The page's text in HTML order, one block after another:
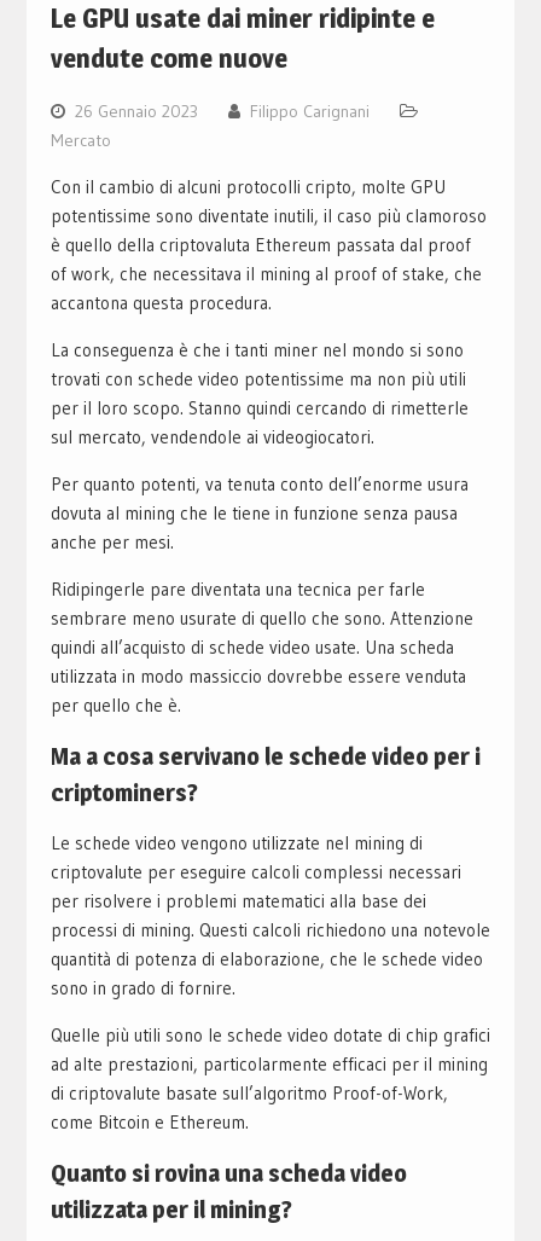
Le GPU usate dai miner ridipinte e
vendute come nuove
26 Gennaio 2023
Filippo Carignani
Mercato
Con il cambio di alcuni protocolli cripto, molte GPU
potentissime sono diventate inutili, il caso più clamoroso
è quello della criptovaluta Ethereum passata dal proof
of work, che necessitava il mining al proof of stake, che
accantona questa procedura.
La conseguenza è che i tanti miner nel mondo si sono
trovati con schede video potentissime ma non più utili
per il loro scopo. Stanno quindi cercando di rimetterle
sul mercato, vendendole ai videogiocatori.
Per quanto potenti, va tenuta conto dell’enorme usura
dovuta al mining che le tiene in funzione senza pausa
anche per mesi.
Ridipingerle pare diventata una tecnica per farle
sembrare meno usurate di quello che sono. Attenzione
quindi all’acquisto di schede video usate. Una scheda
utilizzata in modo massiccio dovrebbe essere venduta
per quello che è.
Ma a cosa servivano le schede video per i
criptominers?
Le schede video vengono utilizzate nel mining di
criptovalute per eseguire calcoli complessi necessari
per risolvere i problemi matematici alla base dei
processi di mining. Questi calcoli richiedono una notevole
quantità di potenza di elaborazione, che le schede video
sono in grado di fornire.
Quelle più utili sono le schede video dotate di chip grafici
ad alte prestazioni, particolarmente efficaci per il mining
di criptovalute basate sull’algoritmo Proof-of-Work,
come Bitcoin e Ethereum.
Quanto si rovina una scheda video
utilizzata per il mining?